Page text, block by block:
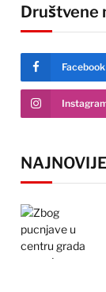
Društvene
Facebook
NAJNOVIJE